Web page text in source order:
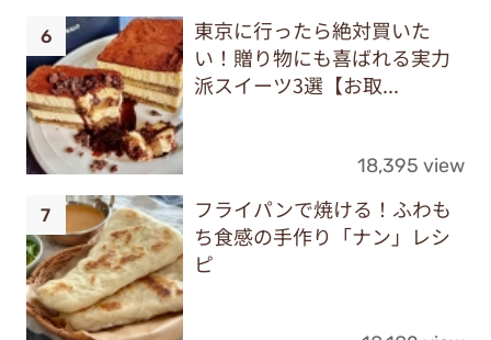
東京に行ったら絶対買いた
い！贈り物にも喜ばれる実力
派スイーツ3選【お取...
18,395 view
フライパンで焼ける！ふわも
ち食感の手作り「ナン」レシ
ピ